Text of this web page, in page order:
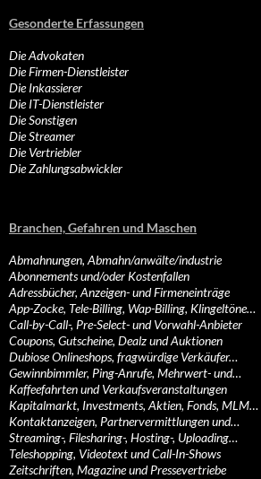
Gesonderte Erfassungen
Die Advokaten
Die Firmen-Dienstleister
Die Inkassierer
Die IT-Dienstleister
Die Sonstigen
Die Streamer
Die Vertriebler
Die Zahlungsabwickler
Branchen, Gefahren und Maschen
Abmahnungen, Abmahn/anwälte/industrie
Abonnements und/oder Kostenfallen
Adressbücher, Anzeigen- und Firmeneinträge
App-Zocke, Tele-Billing, Wap-Billing, Klingeltöne…
Call-by-Call-, Pre-Select- und Vorwahl-Anbieter
Coupons, Gutscheine, Dealz und Auktionen
Dubiose Onlineshops, fragwürdige Verkäufer…
Gewinnbimmler, Ping-Anrufe, Mehrwert- und…
Kaffeefahrten und Verkaufsveranstaltungen
Kapitalmarkt, Investments, Aktien, Fonds, MLM…
Kontaktanzeigen, Partnervermittlungen und…
Streaming-, Filesharing-, Hosting-, Uploading…
Teleshopping, Videotext und Call-In-Shows
Zeitschriften, Magazine und Pressevertriebe